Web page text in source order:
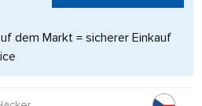
dem Markt = sicherer Einkauf